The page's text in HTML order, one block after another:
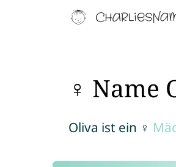
♀ Name
Oliva ist ein ♀